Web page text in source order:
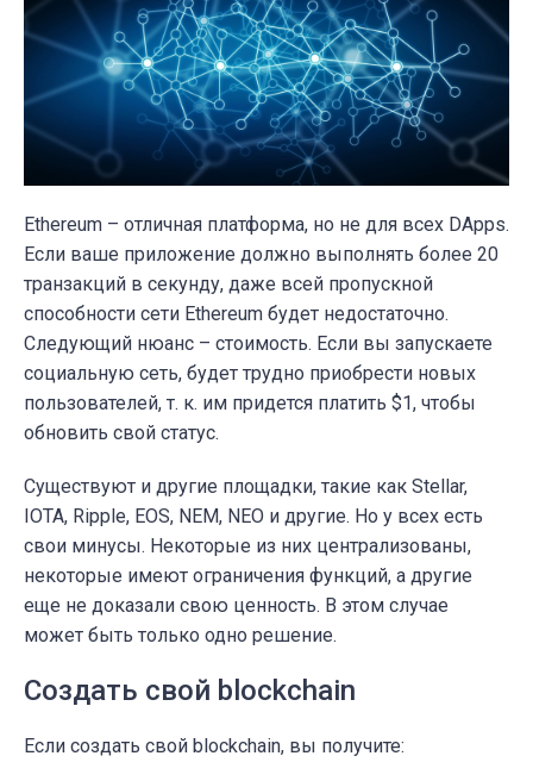
Ethereum – отличная платформа, но не для всех DApps.
Если ваше приложение должно выполнять более 20
транзакций в секунду, даже всей пропускной
способности сети Ethereum будет недостаточно.
Следующий нюанс – стоимость. Если вы запускаете
социальную сеть, будет трудно приобрести новых
пользователей, т. к. им придется платить $1, чтобы
обновить свой статус.
Существуют и другие площадки, такие как Stellar,
IOTA, Ripple, EOS, NEM, NEO и другие. Но у всех есть
свои минусы. Некоторые из них централизованы,
некоторые имеют ограничения функций, а другие
еще не доказали свою ценность. В этом случае
может быть только одно решение.
Создать свой blockchain
Если создать свой blockchain, вы получите: